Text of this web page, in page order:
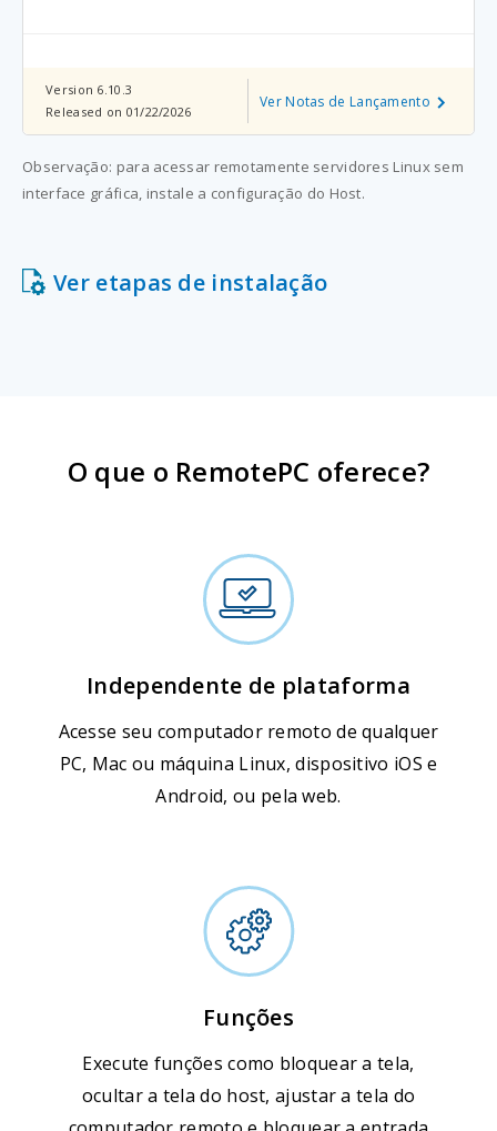
Version 6.10.3
Released on 01/22/2026
Ver Notas de Lançamento
Observação: para acessar remotamente servidores Linux sem
interface gráfica, instale a configuração do Host.
Ver etapas de instalação
O que o RemotePC oferece?
Independente de plataforma
Acesse seu computador remoto de qualquer
PC, Mac ou máquina Linux, dispositivo iOS e
Android, ou pela web.
Funções
Execute funções como bloquear a tela,
ocultar a tela do host, ajustar a tela do